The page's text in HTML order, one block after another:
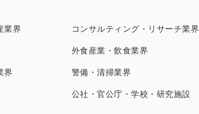
業界 コンサルティング・リサーチ業界
外食産業・飲食業界
界 警備・清掃業界
公社・官公庁・学校・研究施設